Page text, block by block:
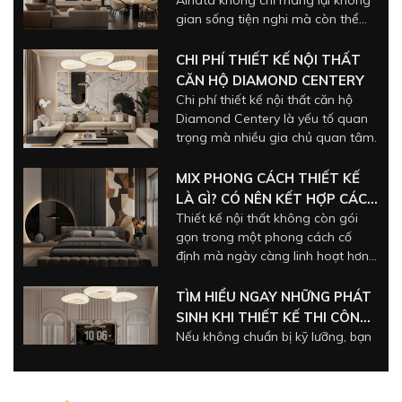
gia chủ.
CHI PHÍ THIẾT KẾ NỘI THẤT
CĂN HỘ DIAMOND CENTERY
Chi phí thiết kế nội thất căn hộ
Diamond Centery là yếu tố quan
trọng mà nhiều gia chủ quan tâm.
MIX PHONG CÁCH THIẾT KẾ
LÀ GÌ? CÓ NÊN KẾT HỢP CÁC
PHONG CÁCH THIẾT KẾ?
Thiết kế nội thất không còn gói
gọn trong một phong cách cố
định mà ngày càng linh hoạt hơn,
phản ánh cá tính và gu thẩm mỹ
riêng của gia chủ.
TÌM HIỂU NGAY NHỮNG PHÁT
SINH KHI THIẾT KẾ THI CÔNG
NỘI THẤT!
Nếu không chuẩn bị kỹ lưỡng, bạn
có thể gặp phải nhiều phát sinh
khi thiết kế thi công nội thất, khiến
chi phí vượt ngoài dự kiến.